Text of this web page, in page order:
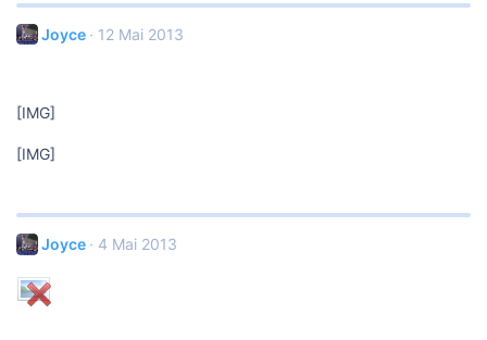
Joyce 12 Mai 2013
[IMG]
[IMG]
Joyce 4 Mai 2013